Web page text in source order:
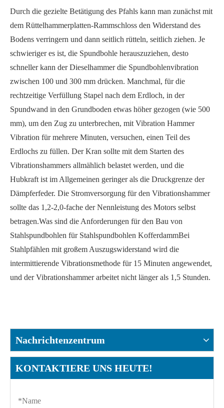
Durch die gezielte Betätigung des Pfahls kann man zunächst mit
dem Rüttelhammerplatten-Rammschloss den Widerstand des
Bodens verringern und dann seitlich rütteln, seitlich ziehen. Je
schwieriger es ist, die Spundbohle herauszuziehen, desto
schneller kann der Dieselhammer die Spundbohlenvibration
zwischen 100 und 300 mm drücken. Manchmal, für die
rechtzeitige Verfüllung Stapel nach dem Erdloch, in der
Spundwand in den Grundboden etwas höher gezogen (wie 500
mm), um den Zug zu unterbrechen, mit Vibration Hammer
Vibration für mehrere Minuten, versuchen, einen Teil des
Erdlochs zu füllen. Der Kran sollte mit dem Starten des
Vibrationshammers allmählich belastet werden, und die
Hubkraft ist im Allgemeinen geringer als die Druckgrenze der
Dämpferfeder. Die Stromversorgung für den Vibrationshammer
sollte das 1,2-2,0-fache der Nennleistung des Motors selbst
betragen.Was sind die Anforderungen für den Bau von
Stahlspundbohlen für Stahlspundbohlen KofferdammBei
Stahlpfählen mit großem Auszugswiderstand wird die
intermittierende Vibrationsmethode für 15 Minuten angewendet,
und der Vibrationshammer arbeitet nicht länger als 1,5 Stunden.
Nachrichtenzentrum
KONTAKTIERE UNS HEUTE!